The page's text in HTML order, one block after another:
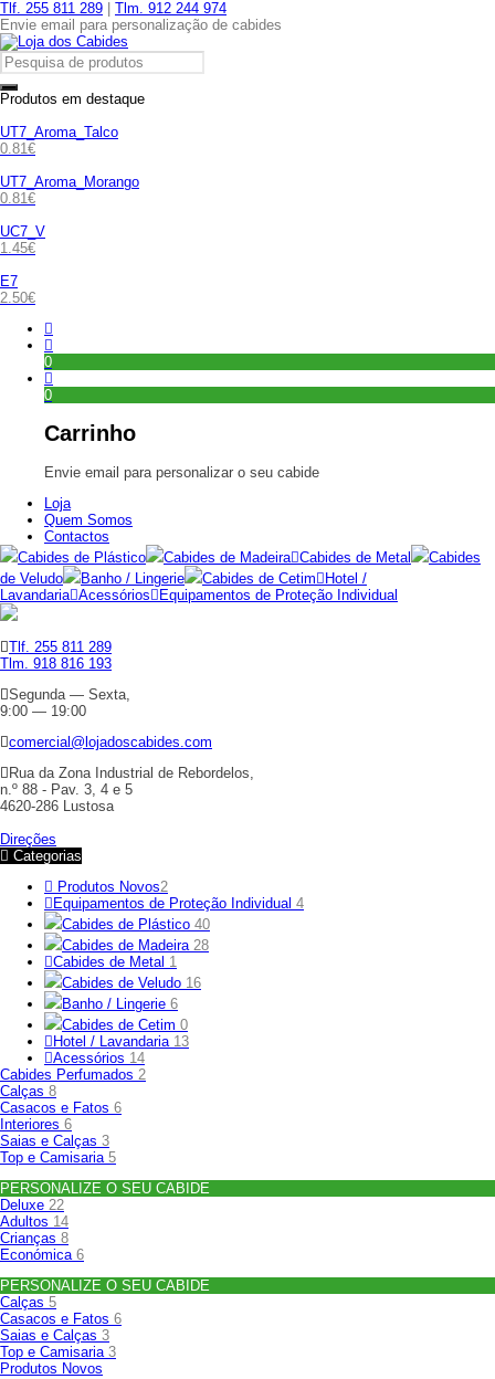
Tlf. 255 811 289
Tlm. 912 244 974
Envie email para personalização de cabides
Produtos em destaque
UT7_Aroma_Talco
0.81€
UT7_Aroma_Morango
0.81€
UC7_V
1.45€
E7
2.50€
0
0
Carrinho
Envie email para personalizar o seu cabide
Loja
Quem Somos
Contactos
Cabides de Plástico
Cabides de Madeira Cabides de Metal
Cabides
de Veludo
Banho / Lingerie Cabides de Cetim
Hotel /
Lavandaria Acessórios Equipamentos de Proteção Individual
Tlf. 255 811 289
Tlm. 918 816 193
Segunda — Sexta,
9:00 — 19:00
comercial@lojadoscabides.com
Rua da Zona Industrial de Rebordelos,
n.º 88 - Pav. 3, 4 e 5
4620-286 Lustosa
Direções
Categorias
Produtos Novos2
Equipamentos de Proteção Individual 4
Cabides de Plástico 40
Cabides de Madeira 28
Cabides de Metal 1
Cabides de Veludo 16
Banho / Lingerie 6
Cabides de Cetim 0
Hotel / Lavandaria 13
Acessórios 14
Cabides Perfumados 2
Calças 8
Casacos e Fatos 6
Interiores 6
Saias e Calças 3
Top e Camisaria 5
PERSONALIZE O SEU CABIDE
Deluxe 22
Adultos 14
Crianças 8
Económica 6
PERSONALIZE O SEU CABIDE
Calças 5
Casacos e Fatos 6
Saias e Calças 3
Top e Camisaria 3
Produtos Novos